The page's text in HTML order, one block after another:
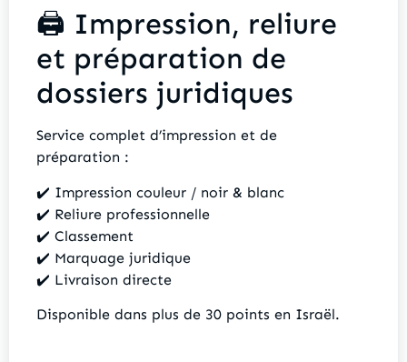
🖨️ Impression, reliure
et préparation de
dossiers juridiques
Service complet d’impression et de
préparation :
✔️ Impression couleur / noir & blanc
✔️ Reliure professionnelle
✔️ Classement
✔️ Marquage juridique
✔️ Livraison directe
Disponible dans plus de 30 points en Israël.